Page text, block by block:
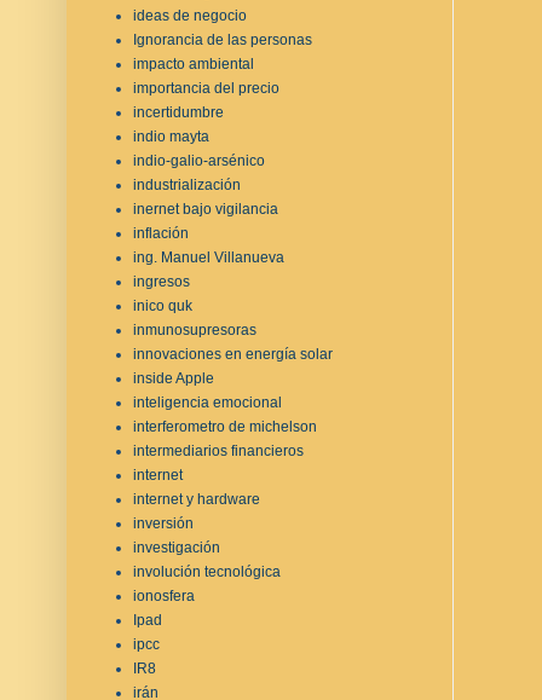
ideas de negocio
Ignorancia de las personas
impacto ambiental
importancia del precio
incertidumbre
indio mayta
indio-galio-arsénico
industrialización
inernet bajo vigilancia
inflación
ing. Manuel Villanueva
ingresos
inico quk
inmunosupresoras
innovaciones en energía solar
inside Apple
inteligencia emocional
interferometro de michelson
intermediarios financieros
internet
internet y hardware
inversión
investigación
involución tecnológica
ionosfera
Ipad
ipcc
IR8
irán